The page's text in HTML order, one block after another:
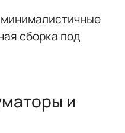
минималистичные
сборка под
и